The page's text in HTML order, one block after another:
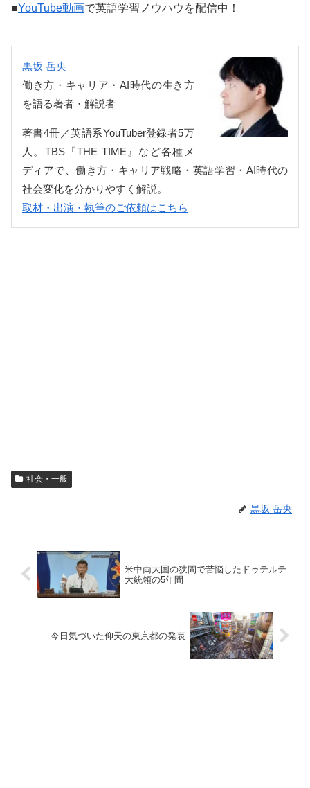
■YouTube動画で英語学習ノウハウを配信中！
黒坂 岳央
働き方・キャリア・AI時代の生き方
を語る著者・解説者
著書4冊／英語系YouTuber登録者5万
人。TBS『THE TIME』など各種メ
ディアで、働き方・キャリア戦略・英語学習・AI時代の
社会変化を分かりやすく解説。
取材・出演・執筆のご依頼はこちら
社会・一般
黒坂 岳央
米中両大国の狭間で苦悩したドゥテルテ
大統領の5年間
今日気づいた仰天の東京都の発表